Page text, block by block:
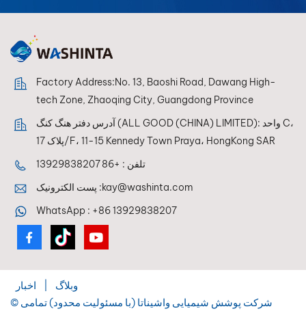
Factory Address:No. 13, Baoshi Road, Dawang High-
tech Zone, Zhaoqing City, Guangdong Province
آدرس دفتر هنگ کنگ (ALL GOOD (CHINA) LIMITED): واحد C،
پلاک 17/F، 11-15 Kennedy Town Praya، HongKong SAR
تلفن : +86 13929838207
پست الکترونیک :kay@washinta.com
WhatsApp : +86 13929838207
وبلاگ
اخبار
© شرکت پوشش شیمیایی واشیناتا (با مسئولیت محدود) تمامی